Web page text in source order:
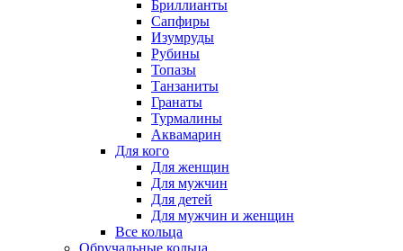
Бриллианты
Сапфиры
Изумруды
Рубины
Топазы
Танзаниты
Гранаты
Турмалины
Аквамарин
Для кого
Для женщин
Для мужчин
Для детей
Для мужчин и женщин
Все кольца
Обручальные кольца